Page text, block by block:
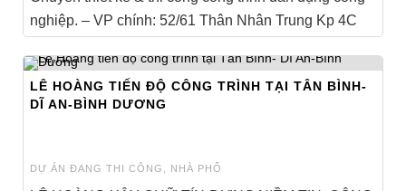
nghiệp. – VP chính: 52/61 Thân Nhân Trung Kp 4C
LÊ HOÀNG TIẾN ĐỘ CÔNG TRÌNH TẠI TÂN BÌNH-
DĨ AN-BÌNH DƯƠNG
DỰ ÁN ĐANG THI CÔNG NHÀ PHỐ